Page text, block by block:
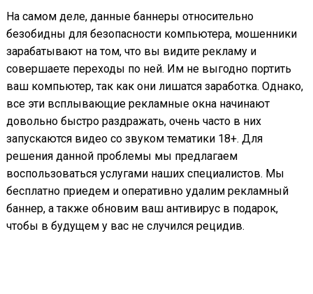
На самом деле, данные баннеры относительно
безобидны для безопасности компьютера, мошенники
зарабатывают на том, что вы видите рекламу и
совершаете переходы по ней. Им не выгодно портить
ваш компьютер, так как они лишатся заработка. Однако,
все эти всплывающие рекламные окна начинают
довольно быстро раздражать, очень часто в них
запускаются видео со звуком тематики 18+. Для
решения данной проблемы мы предлагаем
воспользоваться услугами наших специалистов. Мы
бесплатно приедем и оперативно удалим рекламный
баннер, а также обновим ваш антивирус в подарок,
чтобы в будущем у вас не случился рецидив.